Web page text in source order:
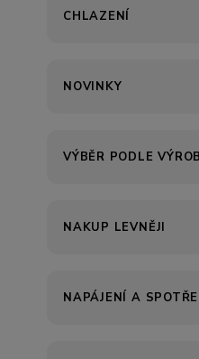
CHLAZENÍ
NOVINKY
VÝBĚR PODLE
NAKUP LEVNĚJI
NAPÁJENÍ A